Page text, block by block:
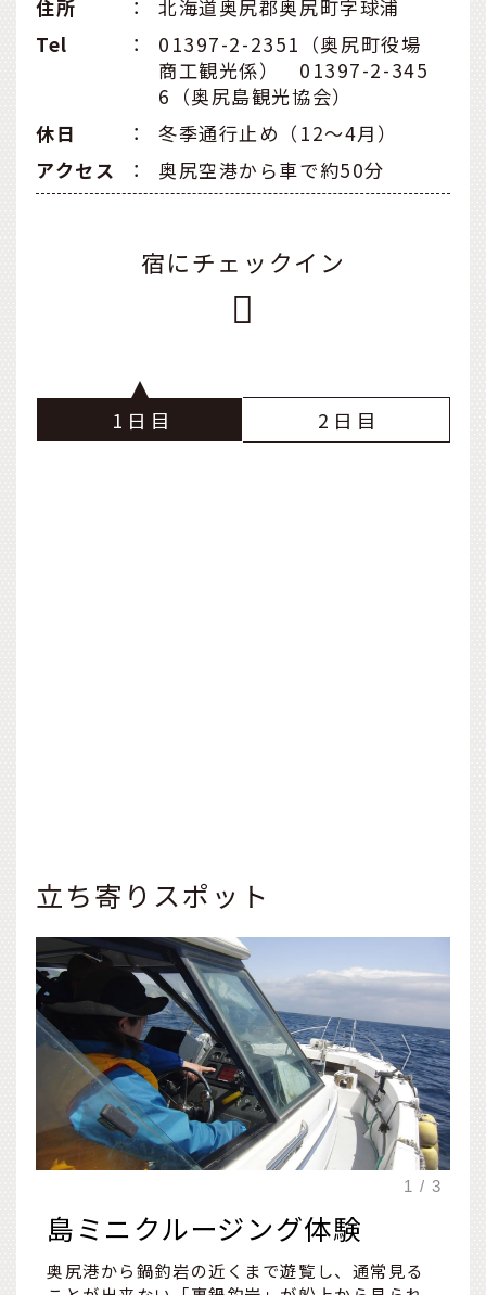
住所
：
北海道奥尻郡奥尻町字球浦
Tel
：
01397-2-2351（奥尻町役場
商工観光係） 01397-2-345
6（奥尻島観光協会）
休日
：
冬季通行止め（12～4月）
アクセス
： 奥尻空港から車で約50分
宿にチェックイン
1 2
立ち寄りスポット
島ミニクルージング体験
奥尻港から鍋釣岩の近くまで遊覧し、通常見る